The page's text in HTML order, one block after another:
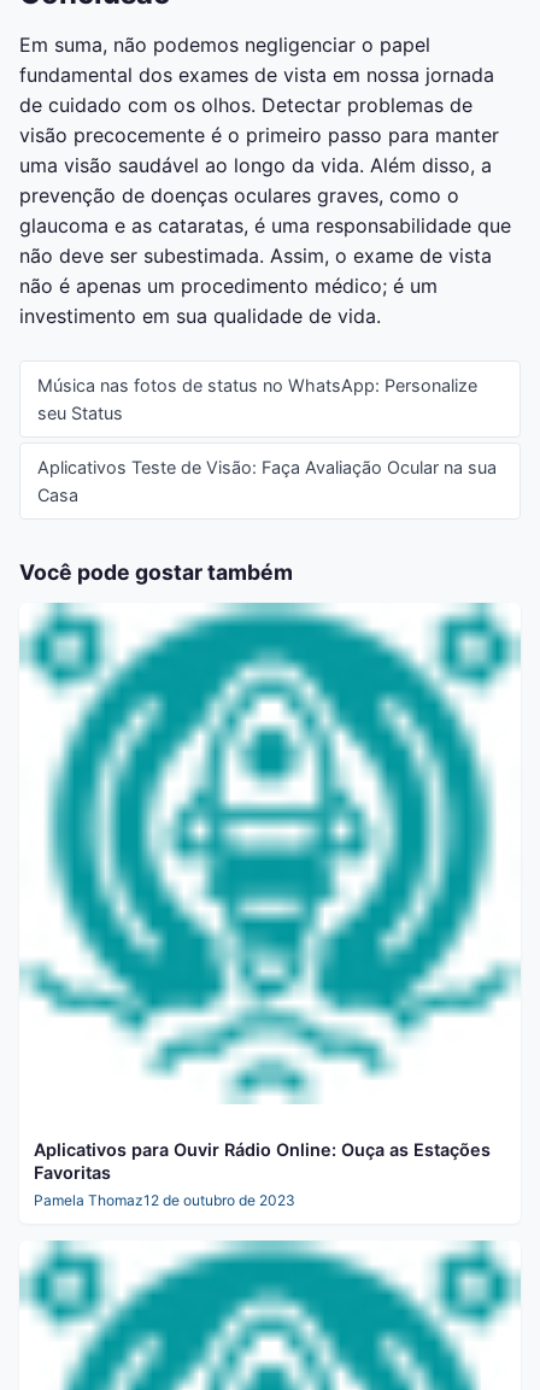
Em suma, não podemos negligenciar o papel
fundamental dos exames de vista em nossa jornada
de cuidado com os olhos. Detectar problemas de
visão precocemente é o primeiro passo para manter
uma visão saudável ao longo da vida. Além disso, a
prevenção de doenças oculares graves, como o
glaucoma e as cataratas, é uma responsabilidade que
não deve ser subestimada. Assim, o exame de vista
não é apenas um procedimento médico; é um
investimento em sua qualidade de vida.
Música nas fotos de status no WhatsApp: Personalize
seu Status
Aplicativos Teste de Visão: Faça Avaliação Ocular na sua
Casa
Você pode gostar também
Aplicativos para Ouvir Rádio Online: Ouça as Estações
Favoritas
Pamela Thomaz12 de outubro de 2023